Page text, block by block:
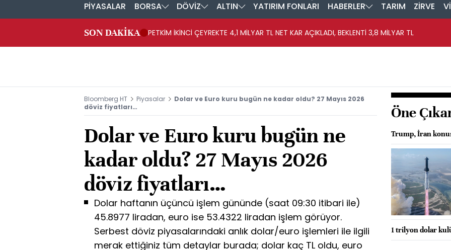
PİYASALAR BORSA DÖVİZ ALTIN YATIRIM FONLARI HABERLER TARIM ZİRVE
SON DAKİKA PETKİM İKİNCİ ÇEYREKTE 4,1 MİLYAR TL NET KAR AÇIKLADI, BEKLENTİ 3,8 MİLYAR TL
Bloomberg HT Piyasalar
Dolar ve Euro kuru bugün ne kadar oldu? 27 Mayıs 2026
döviz fiyatları…
Dolar ve Euro kuru bugün ne
kadar oldu? 27 Mayıs 2026
döviz fiyatları…
Dolar haftanın üçüncü işlem gününde (saat 09:30 itibari ile)
45.8977 liradan, euro ise 53.4322 liradan işlem görüyor.
Serbest döviz piyasalarındaki anlık dolar/euro işlemleri ile ilgili
merak ettiğiniz tüm detaylar burada; dolar kaç TL oldu, euro
Öne
Trump, İran
1 trilyon dolar